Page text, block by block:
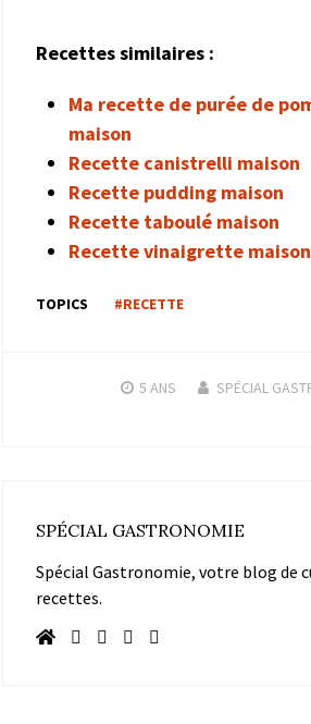
Recettes similaires :
Ma recette de purée de
maison
Recette canistrelli maison
Recette pudding maison
Recette taboulé maison
Recette vinaigrette maison
TOPICS #RECETTE
5 ANS SPÉCIAL
SPÉCIAL GASTRONOMIE
Spécial Gastronomie, votre blog de
recettes.